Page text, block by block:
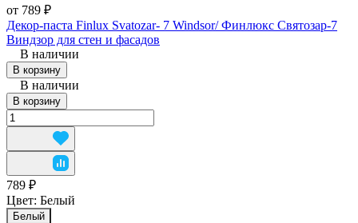
от 789 ₽
Декор-паста Finlux Svatozar- 7 Windsor/ Финлюкс Святозар-7
Виндзор для стен и фасадов
В наличии
В корзину
В наличии
В корзину
789 ₽
Цвет: Белый
Белый